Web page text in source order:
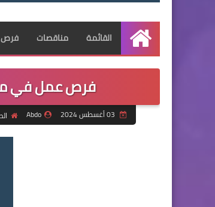
الرئيسية
القائمة مناقصات فرص
فرص عمل في
Abdo